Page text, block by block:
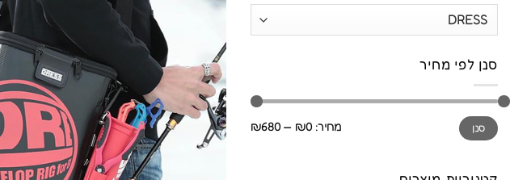
סנן לפי מחיר
מחיר
מינימלי
מחיר
מקסימלי
סנן מחיר: ₪0
—
₪680